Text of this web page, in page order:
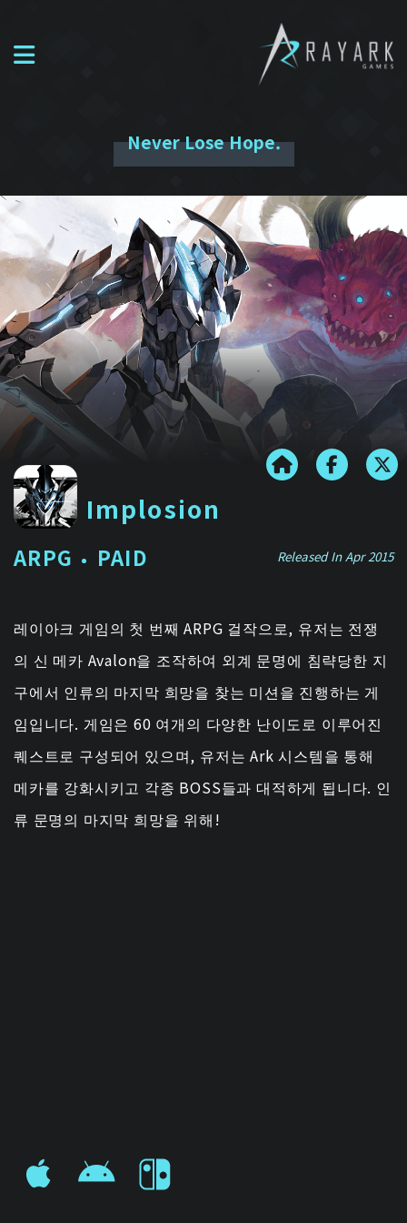
Never Lose Hope.
Implosion
ARPG PAID Released In Apr 2015
레이아크 게임의 첫 번째 ARPG 걸작으로, 유저는 전쟁
의 신 메카 Avalon을 조작하여 외계 문명에 침략당한 지
구에서 인류의 마지막 희망을 찾는 미션을 진행하는 게
임입니다. 게임은 60 여개의 다양한 난이도로 이루어진
퀘스트로 구성되어 있으며, 유저는 Ark 시스템을 통해
메카를 강화시키고 각종 BOSS들과 대적하게 됩니다. 인
류 문명의 마지막 희망을 위해!